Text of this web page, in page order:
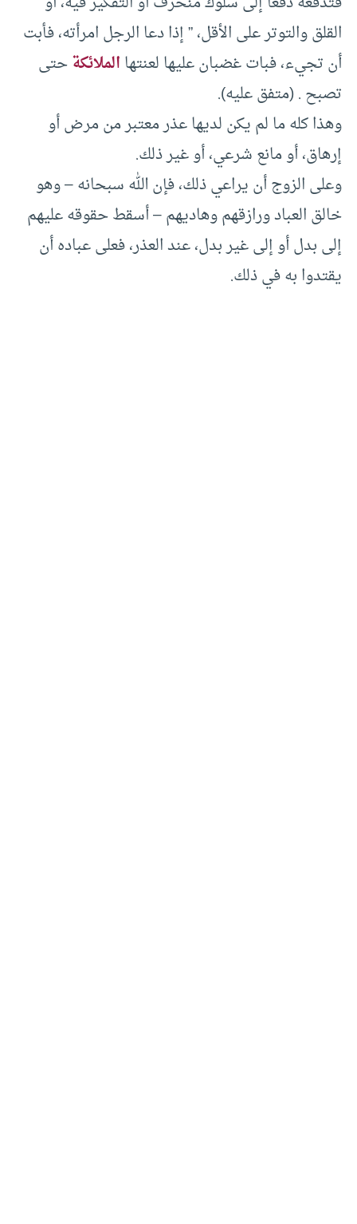
القلق والتوتر على الأقل، ” إذا دعا الرجل امرأته، فأبت
أن تجيء، فبات غضبان عليها لعنتهاالملائكةحتى
تصبح . (متفق عليه).
وهذا كله ما لم يكن لديها عذر معتبر من مرض أو
إرهاق، أو مانع شرعي، أو غير ذلك.
وعلى الزوج أن يراعي ذلك، فإن الله سبحانه – وهو
خالق العباد ورازقهم وهاديهم – أسقط حقوقه عليهم
إلى بدل أو إلى غير بدل، عند العذر، فعلى عباده أن
يقتدوا به في ذلك.